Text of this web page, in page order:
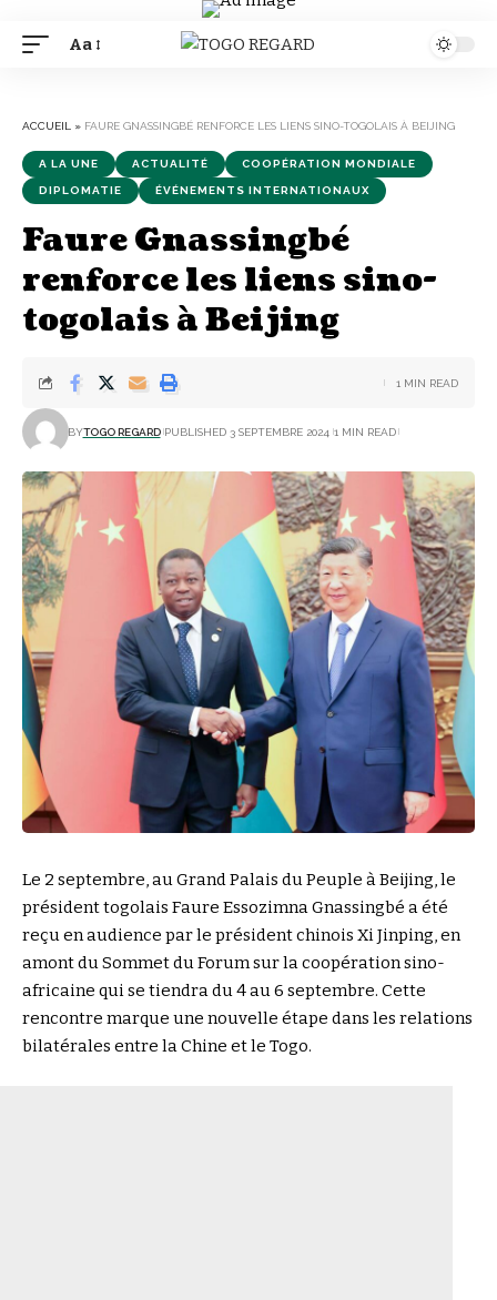
Font
Aa
ACCUEIL » FAURE GNASSINGBÉ RENFORCE LES LIENS SINO-TOGOLAIS À BEIJING
A LA UNE ACTUALITÉ COOPÉRATION MONDIALE
DIPLOMATIE ÉVÉNEMENTS INTERNATIONAUX
Faure Gnassingbé
renforce les liens sino-
togolais à Beijing
BYTOGO REGARD PUBLISHED 3 SEPTEMBRE 2024 1 MIN READ
1 MIN READ
Le 2 septembre, au Grand Palais du Peuple à Beijing, le
président togolais Faure Essozimna Gnassingbé a été
reçu en audience par le président chinois Xi Jinping, en
amont du Sommet du Forum sur la coopération sino-
africaine qui se tiendra du 4 au 6 septembre. Cette
rencontre marque une nouvelle étape dans les relations
bilatérales entre la Chine et le Togo.